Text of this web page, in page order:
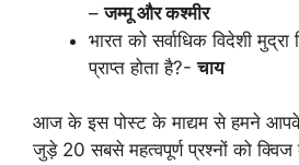
–जम्मू और कश्मीर
भारत को सर्वाधिक विदेशी
प्राप्त होता है?-चाय
आज के इस पोस्ट के माद्यम से हमने
जुड़े 20 सबसे महत्वपूर्ण प्रश्नों को